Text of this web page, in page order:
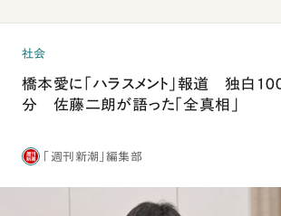
社会
橋本愛に「ハラスメント」報道 独白
分 佐藤二朗が語った「全真相」
「週刊新潮」編集部